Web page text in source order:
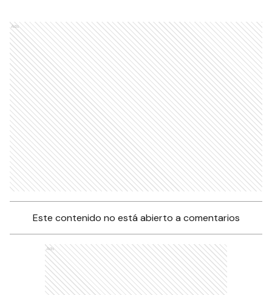
Ads
Este contenido no está abierto a comentarios
Ads